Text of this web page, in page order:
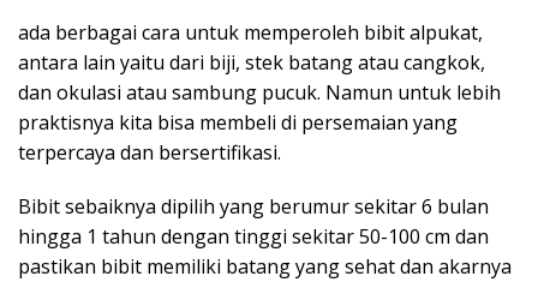
ada berbagai cara untuk memperoleh bibit alpukat,
antara lain yaitu dari biji, stek batang atau cangkok,
dan okulasi atau sambung pucuk. Namun untuk lebih
praktisnya kita bisa membeli di persemaian yang
terpercaya dan bersertifikasi.
Bibit sebaiknya dipilih yang berumur sekitar 6 bulan
hingga 1 tahun dengan tinggi sekitar 50-100 cm dan
pastikan bibit memiliki batang yang sehat dan akarnya